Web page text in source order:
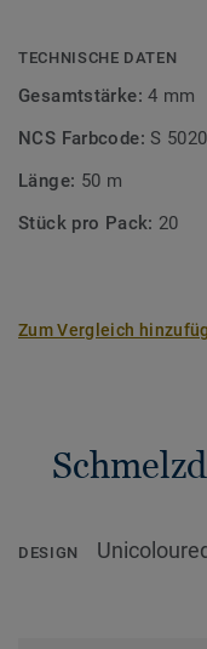
TECHNISCHE DATEN
Gesamtstärke:4 mm
NCS Farbcode:S
Länge: 50 m
Stück pro Pack: 20
Zum Vergleich
DESIGN